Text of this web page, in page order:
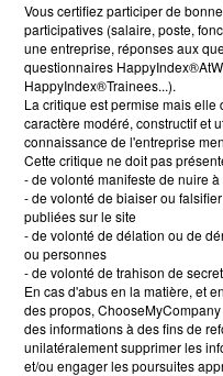
Vous certifiez participer de
participatives (salaire, poste,
une entreprise, réponses aux
questionnaires
HappyIndex®Trainees...).
La critique est permise mais elle
caractère modéré, constructif et
connaissance de l'entreprise
Cette critique ne doit pas
- de volonté manifeste de nuire
- de volonté de biaiser ou
publiées sur le site
- de volonté de délation ou de
ou personnes
- de volonté de trahison de
En cas d'abus en la matière, et
des propos,
des informations à des fins de
unilatéralement supprimer les
et/ou engager les poursuites